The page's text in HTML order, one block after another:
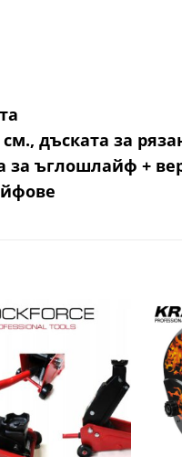
дъската за
за ъглошлайф +
желани